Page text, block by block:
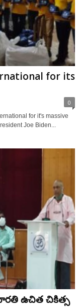
for its
0
for it's massive
Joe Biden...
ఉచిత చికిత్స